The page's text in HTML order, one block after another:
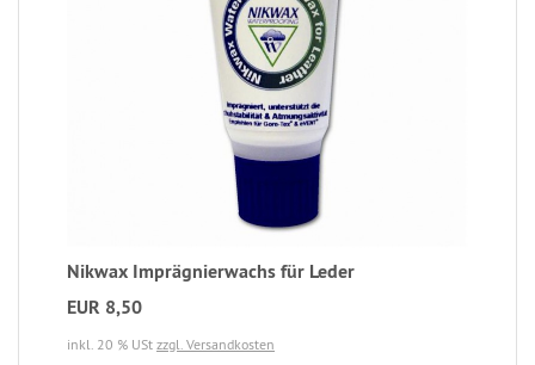
Nikwax Imprägnierwachs für Leder
EUR 8,50
inkl. 20 % USt zzgl. Versandkosten